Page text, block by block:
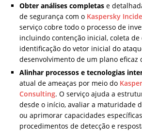
Obter análises completas e
de segurança com o Kaspersky
serviço cobre todo o processo de
incluindo contenção inicial, coleta de
identificação do vetor inicial do
desenvolvimento de um plano eficaz
Alinhar processos e tecnologias
atual de ameaças por meio do
Consulting. O serviço ajuda a
desde o início, avaliar a maturidade
ou aprimorar capacidades
procedimentos de detecção e